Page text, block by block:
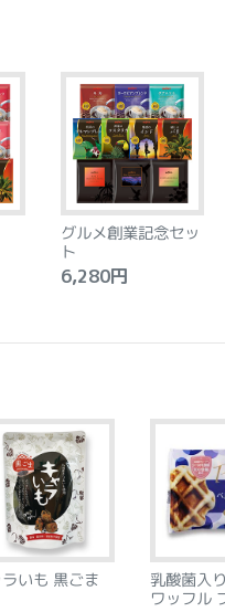
グルメ創業記念セッ
ト
6,280円
いも 黒ごま 乳酸菌入
ワッフル